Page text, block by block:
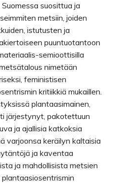
suosittua ja
metsiin, joiden
istutusten ja
puuntuotantoon
semioottisilla
nimetään
feministisen
kritiikkiä mukaillen.
plantaasimainen,
järjestynyt, pakotettuun
ja ajallisia katkoksia
varjoonsa keräilyn kaltaisia
ja kaventaa
ja mahdollisista metsien